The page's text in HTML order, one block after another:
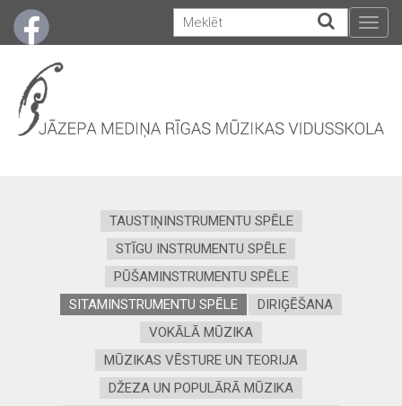
TAUSTIŅINSTRUMENTU SPĒLE
STĪGU INSTRUMENTU SPĒLE
PŪŠAMINSTRUMENTU SPĒLE
SITAMINSTRUMENTU SPĒLE
DIRIĢĒŠANA
VOKĀLĀ MŪZIKA
MŪZIKAS VĒSTURE UN TEORIJA
DŽEZA UN POPULĀRĀ MŪZIKA